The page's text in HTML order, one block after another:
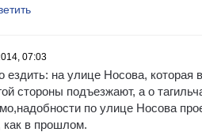
07:03
ездить: на улице Носова,
стороны подъезжают, а о
по улице Носова
как в прошлом.